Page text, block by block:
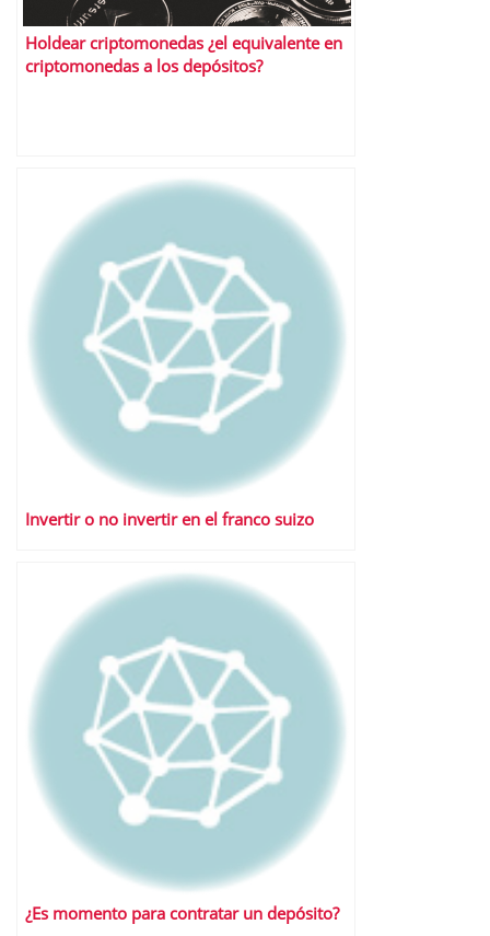
Holdear criptomonedas ¿el equivalente en
criptomonedas a los depósitos?
Invertir o no invertir en el franco suizo
¿Es momento para contratar un depósito?